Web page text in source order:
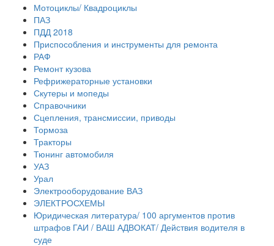
Мотоциклы/ Квадроциклы
ПАЗ
ПДД 2018
Приспособления и инструменты для ремонта
РАФ
Ремонт кузова
Рефрижераторные установки
Скутеры и мопеды
Справочники
Сцепления, трансмиссии, приводы
Тормоза
Тракторы
Тюнинг автомобиля
УАЗ
Урал
Электрооборудование ВАЗ
ЭЛЕКТРОСХЕМЫ
Юридическая литература/ 100 аргументов против
штрафов ГАИ / ВАШ АДВОКАТ/ Действия водителя в
суде